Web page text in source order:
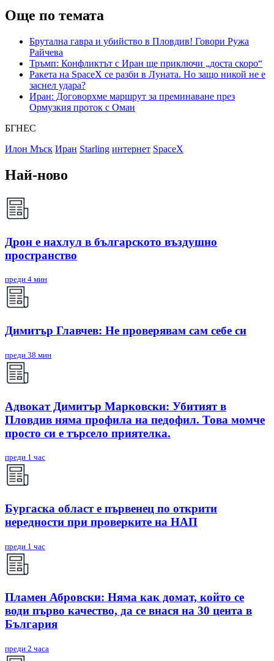
Още по темата
Брутална гавра и убийство в Пловдив! Говори Ружа
Райчева
Тръмп: Конфликтът с Иран ще приключи „доста скоро“
Ракета на SpaceX се разби в Луната. Но защо никой не е
заснел удара?
Иран: Договорхме маршрут за преминаване през
Ормузкия проток с Оман
БГНЕС
Илон Мъск Иран Starling интернет SpaceX
Най-ново
Дрон е нахлул в българското въздушно
пространство
преди 4 мин
Димитър Главчев: Не проверявам сам себе си
преди 38 мин
Адвокат Димитър Марковски: Убитият в
Пловдив няма профила на педофил. Това момче
просто си е търсело приятелка.
преди 1 час
Бургаска област е първенец по открити
нередности при проверките на НАП
преди 1 час
Пламен Абровски: Няма как домат, който се
води първо качество, да се внася на 30 цента в
България
преди 2 часа